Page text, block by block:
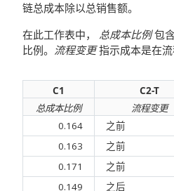
链总成本除以总销售额。
在此工作表中， 总成本比例包
比例。 流程变更指示成本是在流
C1
C2-T
总成本比例
流程变更
0.164
之前
0.163
之前
0.171
之前
0.149
之后